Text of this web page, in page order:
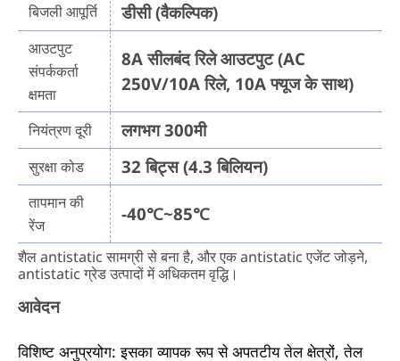
बिजली आपूर्ति डीसी (वैकल्पिक)
आउटपुट
संपर्ककर्ता
क्षमता
8A सीलबंद रिले आउटपुट (AC
250V/10A रिले, 10A फ्यूज के साथ)
नियंत्रण दूरी लगभग 300मी
सुरक्षा कोड 32 बिट्स (4.3 बिलियन)
तापमान की
रेंज
-40℃~85℃
शैल antistatic सामग्री से बना है, और एक antistatic एजेंट जोड़ने,
antistatic ग्रेड उत्पादों में अधिकतम वृद्धि।
आवेदन
विशिष्ट अनुप्रयोग: इसका व्यापक रूप से अपतटीय तेल क्षेत्रों, तेल